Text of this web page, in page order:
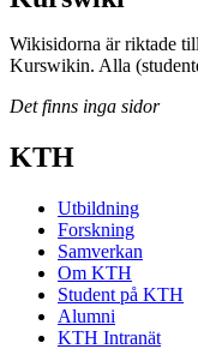
Wikisidorna är riktade
Kurswikin. Alla
Det finns inga sidor
KTH
Utbildning
Forskning
Samverkan
Om KTH
Student på KTH
Alumni
KTH Intranät